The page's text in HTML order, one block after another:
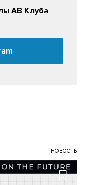
АВ Клуба
НОВОСТЬ